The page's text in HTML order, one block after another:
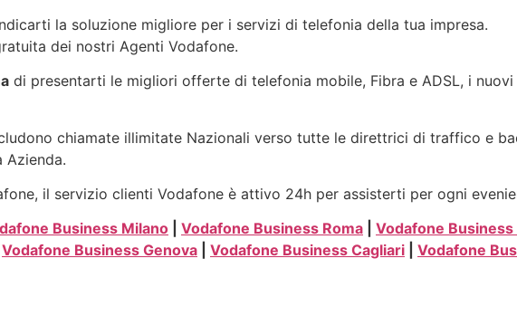
la soluzione migliore per i servizi di telefonia della tua impresa.
dei nostri Agenti Vodafone.
di presentarti le migliori offerte di telefonia mobile, Fibra e ADSL, i
chiamate illimitate Nazionali verso tutte le direttrici di traffico e
Azienda.
il servizio clienti Vodafone è attivo 24h per assisterti per ogni
Business Milano Vodafone Business Roma Vodafone Business
Vodafone Business Genova Vodafone Business Cagliari Vodafone